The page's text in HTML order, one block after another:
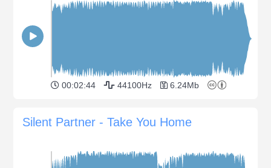
00:02:44 44100Hz 6.24Mb
Silent Partner - Take You Home